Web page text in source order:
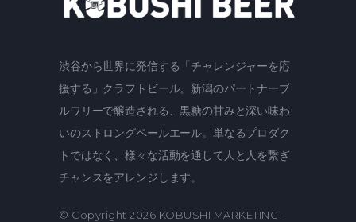
渋谷から世界に発信する「チャレンジャーを応
援する」クラフトビール。新潟のパートナーブ
ルワリーで醸造される、黒糖の甘みと深い味わ
いのストロングペールエール。単なるプロダク
トではなく、様々な活動を通して人と人を繋ぎ
チャンスをアレンジします。
© Copyright 2026 KOBUSHI MARKETING -